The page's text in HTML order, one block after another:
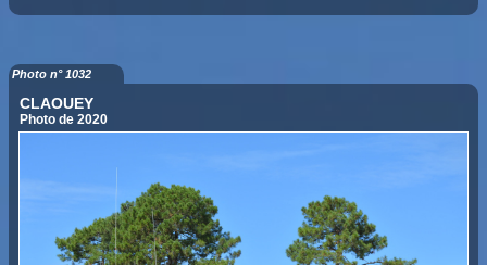
Photo n° 1032
CLAOUEY
Photo de 2020